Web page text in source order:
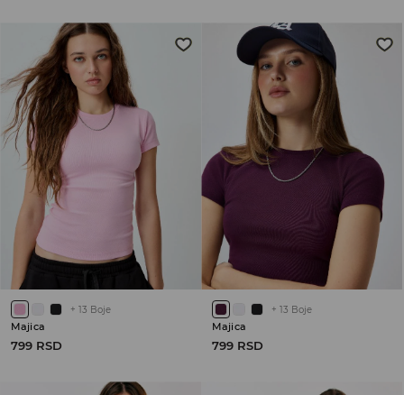
+ 13 Boje
Majica
799 RSD
+ 13 Boje
Majica
799 RSD